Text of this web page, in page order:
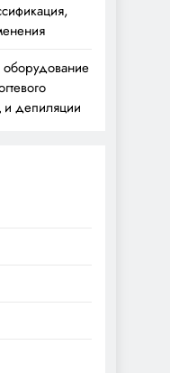
оборудование
и депиляции